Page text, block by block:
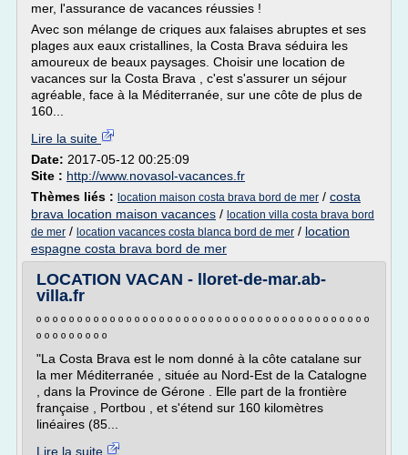
mer, l'assurance de vacances réussies !
Avec son mélange de criques aux falaises abruptes et ses
plages aux eaux cristallines, la Costa Brava séduira les
amoureux de beaux paysages. Choisir une location de
vacances sur la Costa Brava , c'est s'assurer un séjour
agréable, face à la Méditerranée, sur une côte de plus de
160...
Lire la suite
Date: 2017-05-12 00:25:09
Site : http://www.novasol-vacances.fr
Thèmes liés : location maison costa brava bord de mer / costa
brava location maison vacances / location villa costa brava bord
de mer / location vacances costa blanca bord de mer / location
espagne costa brava bord de mer
LOCATION VACAN - lloret-de-mar.ab-
villa.fr
º º º º º º º º º º º º º º º º º º º º º º º º º º º º º º º º º º º º º º º º º
º º º º º º º º º
"La Costa Brava est le nom donné à la côte catalane sur
la mer Méditerranée , située au Nord-Est de la Catalogne
, dans la Province de Gérone . Elle part de la frontière
française , Portbou , et s'étend sur 160 kilomètres
linéaires (85...
Lire la suite